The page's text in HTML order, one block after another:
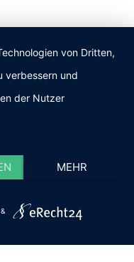
von Dritten,
verbessern und
der Nutzer
MEHR
&